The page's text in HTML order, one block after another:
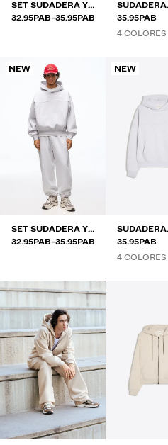
SET SUDADERA Y
PANTALÓN
RANGO DE PRECIOS ENTRE
32.95PAB
Y -35.95PAB
SUDADERA
CAPUCHA
35.95PAB
4 COLORES
NEW
SET SUDADERA Y
PANTALÓN
RANGO DE PRECIOS ENTRE
32.95PAB
Y -35.95PAB
NEW
SUDADERA
CAPUCHA
35.95PAB
4 COLORES